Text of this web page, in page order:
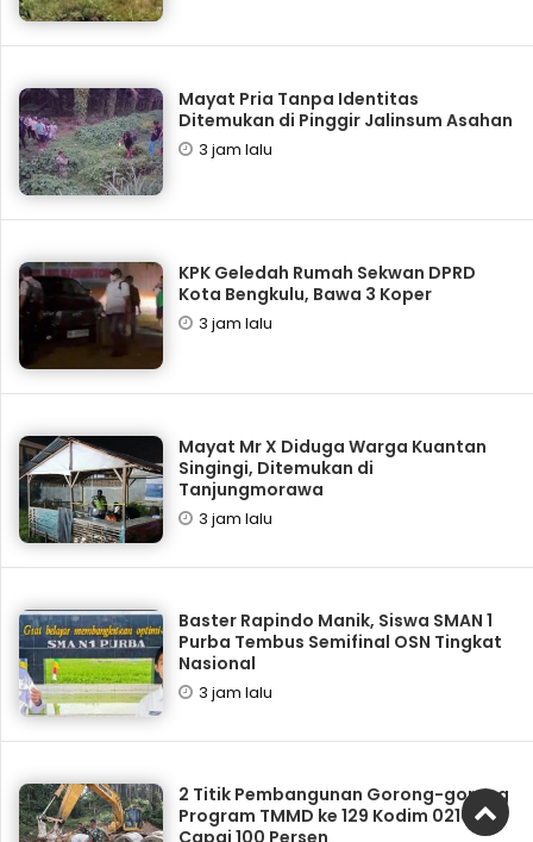
Mayat Pria Tanpa Identitas
Ditemukan di Pinggir Jalinsum Asahan
3 jam lalu
KPK Geledah Rumah Sekwan DPRD
Kota Bengkulu, Bawa 3 Koper
3 jam lalu
Mayat Mr X Diduga Warga Kuantan
Singingi, Ditemukan di
Tanjungmorawa
3 jam lalu
Baster Rapindo Manik, Siswa SMAN 1
Purba Tembus Semifinal OSN Tingkat
Nasional
3 jam lalu
2 Titik Pembangunan Gorong-gorong
Program TMMD ke 129 Kodim 0210/TU